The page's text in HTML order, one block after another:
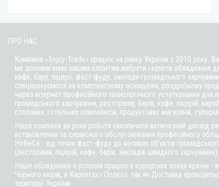
ПРО НАС
Компанія «Enjoy-Trade» працює на ринку України з 2010 року.
ми допомагаємо нашим клієнтам вибрати і купити обладнання
кафе, бару, піцерії, фаст-фуду, заклади громадського
спеціалізуємося на комплексному оснащенні, роздрібному
через інтернет професійного технологічного устаткування для
громадського харчування, ресторанів, барів, кафе, піцерій,
столових, готельних комплексів, продуктових магазинів,
Наша компанія за роки роботи накопичила величезний досвід
встановлення та сервісного обслуговування професійного
HoReCa - від точок фаст-фуду до великих об'єктів
(ресторанів, піцерій, кафе, барів, закладів швидкого харчування)
Наше обладнання з успіхом працює в курортних зонах країни -
Чорного морів, в Карпатах і Поліссі, так як Доставка
території України.